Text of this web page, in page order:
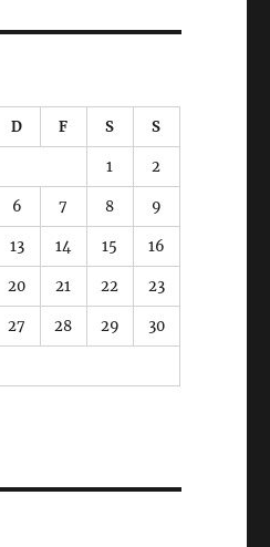
D F S S
1 2
6 7 8 9
13 14 15 16
20 21 22 23
27 28 29 30